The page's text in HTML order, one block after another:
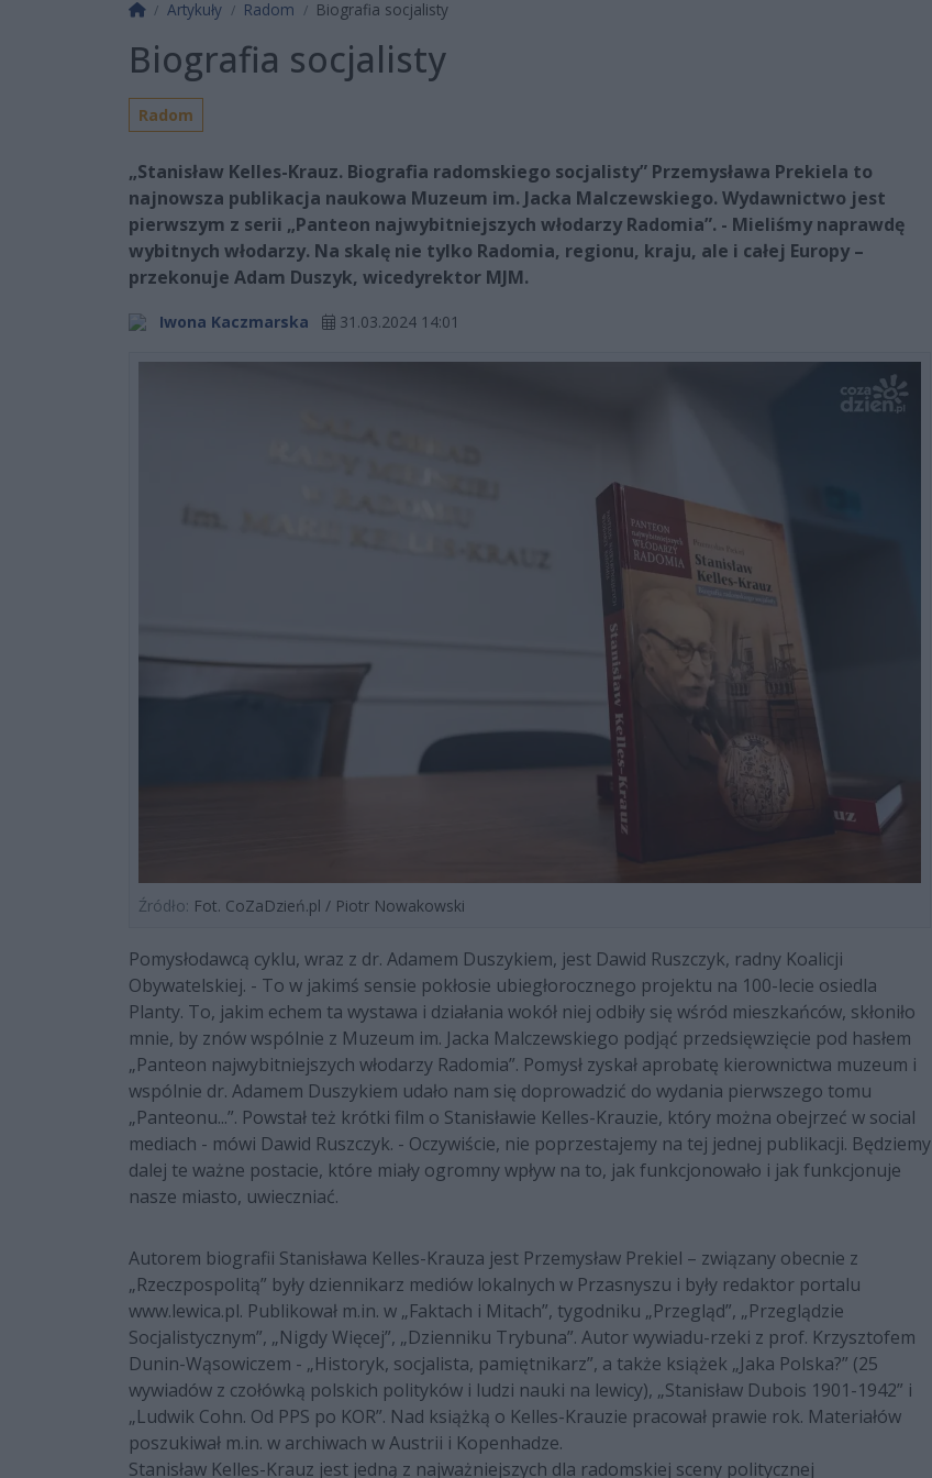
Strona główna
Artykuły Radom Biografia socjalisty
Biografia socjalisty
Radom
„Stanisław Kelles-Krauz. Biografia radomskiego socjalisty” Przemysława Prekiela to
najnowsza publikacja naukowa Muzeum im. Jacka Malczewskiego. Wydawnictwo jest
pierwszym z serii „Panteon najwybitniejszych włodarzy Radomia”. - Mieliśmy naprawdę
wybitnych włodarzy. Na skalę nie tylko Radomia, regionu, kraju, ale i całej Europy –
przekonuje Adam Duszyk, wicedyrektor MJM.
Iwona Kaczmarska 31.03.2024 14:01
Źródło: Fot. CoZaDzień.pl / Piotr Nowakowski
Pomysłodawcą cyklu, wraz z dr. Adamem Duszykiem, jest Dawid Ruszczyk, radny Koalicji
Obywatelskiej. - To w jakimś sensie pokłosie ubiegłorocznego projektu na 100-lecie osiedla
Planty. To, jakim echem ta wystawa i działania wokół niej odbiły się wśród mieszkańców, skłoniło
mnie, by znów wspólnie z Muzeum im. Jacka Malczewskiego podjąć przedsięwzięcie pod hasłem
„Panteon najwybitniejszych włodarzy Radomia”. Pomysł zyskał aprobatę kierownictwa muzeum i
wspólnie dr. Adamem Duszykiem udało nam się doprowadzić do wydania pierwszego tomu
„Panteonu...”. Powstał też krótki film o Stanisławie Kelles-Krauzie, który można obejrzeć w social
mediach - mówi Dawid Ruszczyk. - Oczywiście, nie poprzestajemy na tej jednej publikacji. Będziemy
dalej te ważne postacie, które miały ogromny wpływ na to, jak funkcjonowało i jak funkcjonuje
nasze miasto, uwieczniać.
Autorem biografii Stanisława Kelles-Krauza jest Przemysław Prekiel – związany obecnie z
„Rzeczpospolitą” były dziennikarz mediów lokalnych w Przasnyszu i były redaktor portalu
www.lewica.pl. Publikował m.in. w „Faktach i Mitach”, tygodniku „Przegląd”, „Przeglądzie
Socjalistycznym”, „Nigdy Więcej”, „Dzienniku Trybuna”. Autor wywiadu-rzeki z prof. Krzysztofem
Dunin-Wąsowiczem - „Historyk, socjalista, pamiętnikarz”, a także książek „Jaka Polska?” (25
wywiadów z czołówką polskich polityków i ludzi nauki na lewicy), „Stanisław Dubois 1901-1942” i
„Ludwik Cohn. Od PPS po KOR”. Nad książką o Kelles-Krauzie pracował prawie rok. Materiałów
poszukiwał m.in. w archiwach w Austrii i Kopenhadze.
Stanisław Kelles-Krauz jest jedną z najważniejszych dla radomskiej sceny politycznej